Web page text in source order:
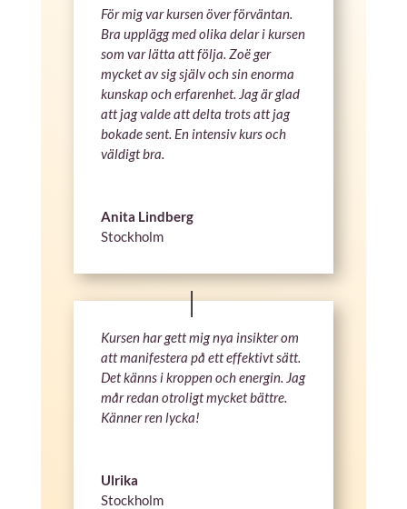
För mig var kursen över förväntan.
Bra upplägg med olika delar i kursen
som var lätta att följa. Zoë ger
mycket av sig själv och sin enorma
kunskap och erfarenhet. Jag är glad
att jag valde att delta trots att jag
bokade sent. En intensiv kurs och
väldigt bra.
Anita Lindberg
Stockholm
Kursen har gett mig nya insikter om
att manifestera på ett effektivt sätt.
Det känns i kroppen och energin. Jag
mår redan otroligt mycket bättre.
Känner ren lycka!
Ulrika
Stockholm